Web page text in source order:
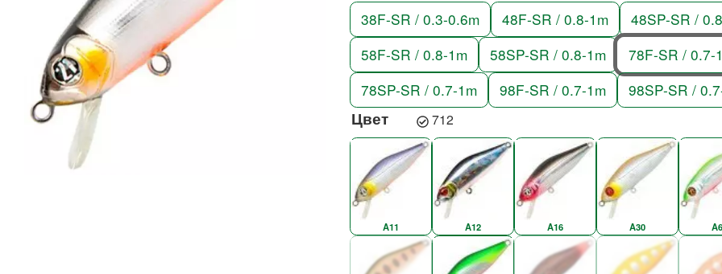
38F-SR / 0.3-0.6m 48F-SR / 0.8-1m
48SP-SR /
58F-SR / 0.8-1m
58SP-SR / 0.8-1m
78F-SR / 0.7-
78SP-SR / 0.7-1m
98F-SR / 0.7-1m 98SP-SR /
Цвет 712
A11 A12 A16 A30